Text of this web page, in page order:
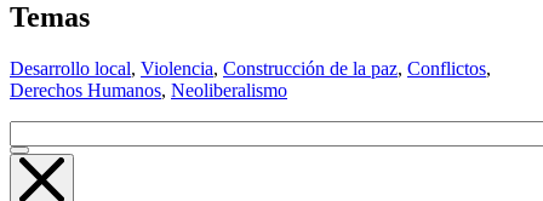
Temas
Desarrollo local, Violencia, Construcción de la paz, Conflictos,
Derechos Humanos, Neoliberalismo